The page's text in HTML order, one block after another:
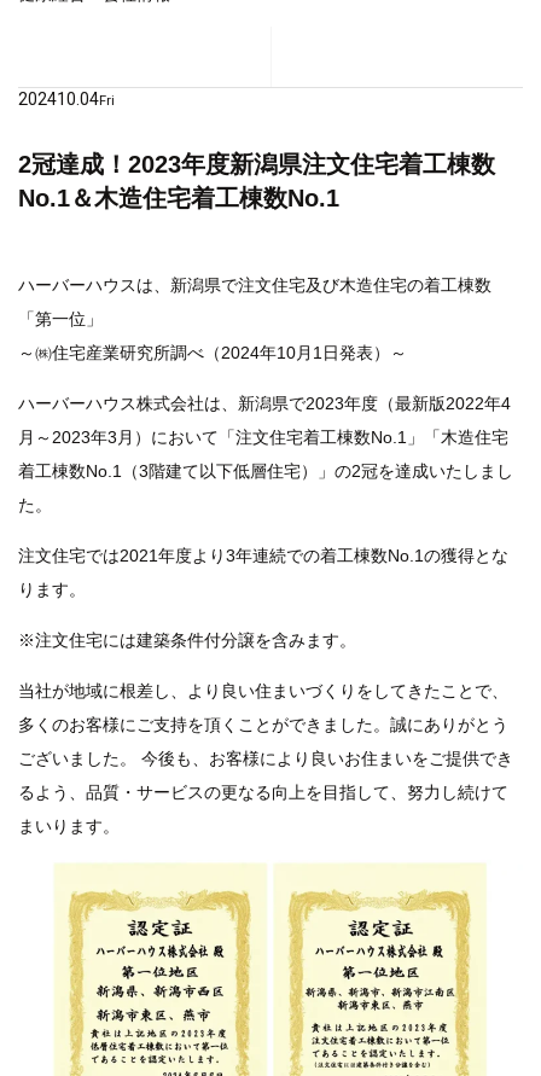
202410.04Fri
2冠達成！2023年度新潟県注文住宅着工棟数
No.1＆木造住宅着工棟数No.1
ハーバーハウスは、新潟県で注文住宅及び木造住宅の着工棟数
「第一位」
～㈱住宅産業研究所調べ（2024年10月1日発表）～
ハーバーハウス株式会社は、新潟県で2023年度（最新版2022年4
月～2023年3月）において「注文住宅着工棟数No.1」「木造住宅
着工棟数No.1（3階建て以下低層住宅）」の2冠を達成いたしまし
た。
注文住宅では2021年度より3年連続での着工棟数No.1の獲得とな
ります。
※注文住宅には建築条件付分譲を含みます。
当社が地域に根差し、より良い住まいづくりをしてきたことで、
多くのお客様にご支持を頂くことができました。誠にありがとう
ございました。 今後も、お客様により良いお住まいをご提供でき
るよう、品質・サービスの更なる向上を目指して、努力し続けて
まいります。